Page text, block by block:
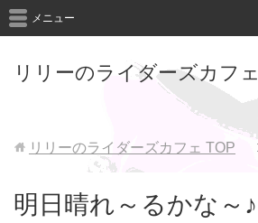
リリーのライダーズカフェ
メニュー
リリーのライダーズカフェ TOP
明日晴れ～るかな～♪